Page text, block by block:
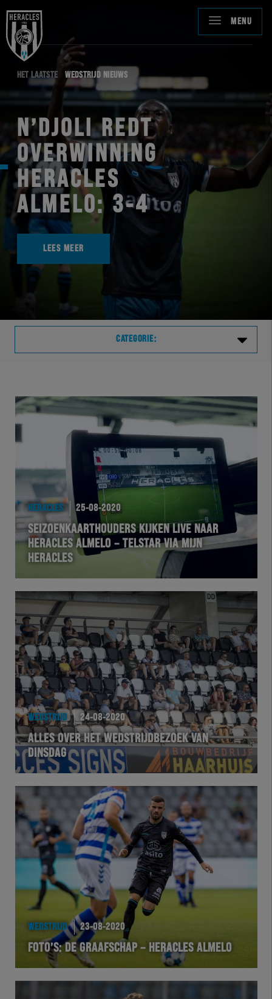
MENU
HET LAATSTE WEDSTRIJD NIEUWS
N’DJOLI REDT
OVERWINNING
HERACLES
ALMELO: 3-4
LEES MEER
CATEGORIE:
VVVHER
HERVOL
HEREXC
EXCHER
HERTEL
Natuurgras
Wedstrijd
Heracles
BusinessClub
Foundation
Team Zwart Wit
Futsal
eSports
Academie
HERACLES 25-08-2020
SEIZOENKAARTHOUDERS KIJKEN LIVE NAAR
HERACLES ALMELO – TELSTAR VIA MIJN
HERACLES
WEDSTRIJD 24-08-2020
ALLES OVER HET WEDSTRIJDBEZOEK VAN
DINSDAG
WEDSTRIJD 23-08-2020
FOTO’S: DE GRAAFSCHAP – HERACLES ALMELO